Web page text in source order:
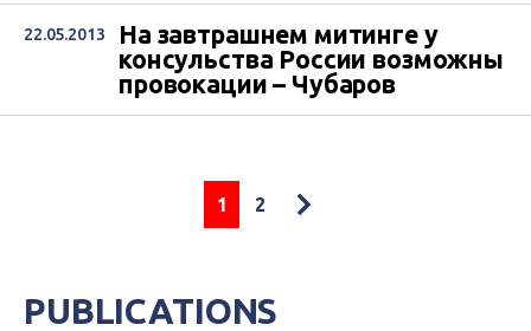
22.05.2013
На завтрашнем митинге у
консульства России возможны
провокации – Чубаров
1 2
PUBLICATIONS